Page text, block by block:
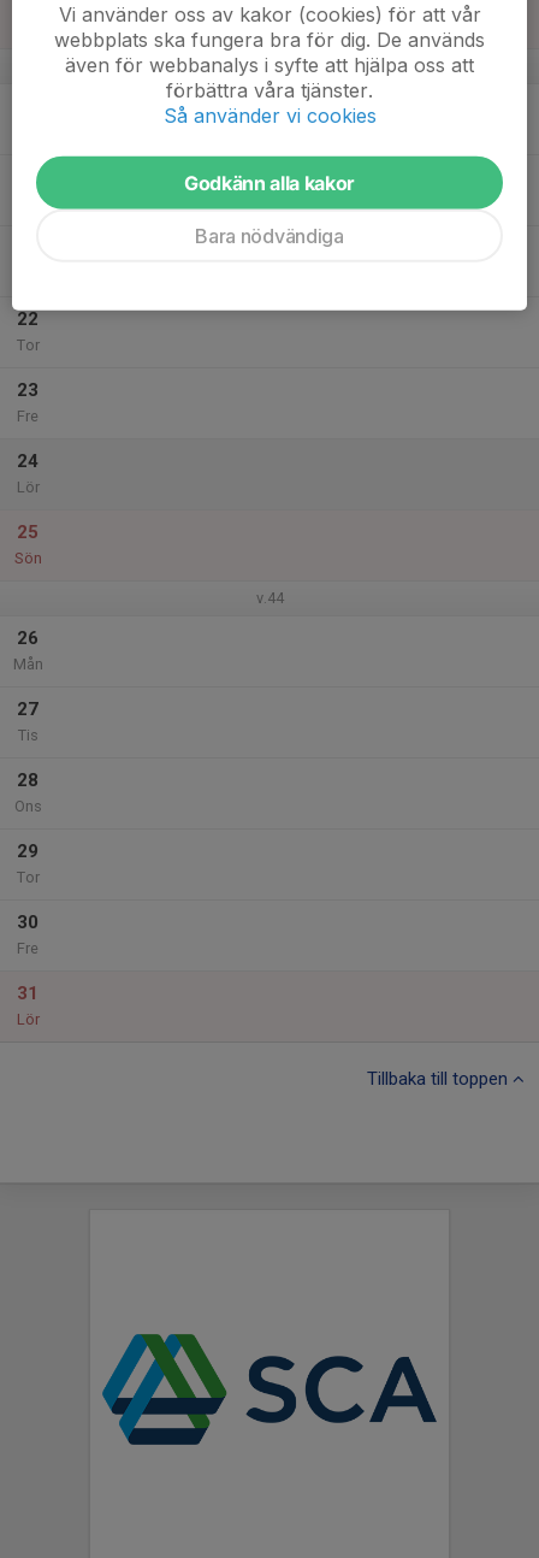
v.43
20
22
Tor
23
Fre
24
Lör
25
Sön
v.44
26
Mån
27
Tis
28
Ons
29
Tor
30
Fre
31
Lör
Tillbaka till toppen
Vi använder oss av kakor (cookies) för att vår
webbplats ska fungera bra för dig. De används
även för webbanalys i syfte att hjälpa oss att
förbättra våra tjänster.
Så använder vi cookies
Godkänn alla kakor
Bara nödvändiga